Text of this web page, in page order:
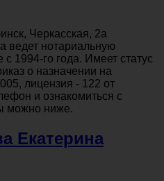
Черкасская, 2а
ведет нотариальную
1994-го года. Имеет статус
о назначении на
лицензия - 122 от
и ознакомиться с
можно ниже.
Екатерина